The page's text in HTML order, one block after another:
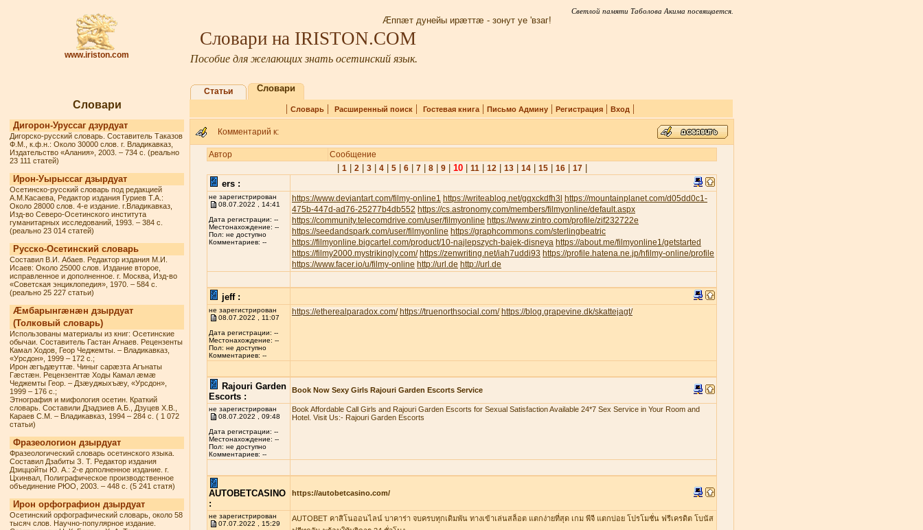
www.iriston.com
Светлой памяти Таболова Акима посвящается.
Æппæт дунейы ирæттæ - зонут уе 'взаг!
Словари на IRISTON.COM
Пособие для желающих знать осетинский язык.
Словари
Дигорон-Уруссаг дзурдуат
Дигорско-русский словарь. Составитель Таказов
Ф.М., к.ф.н.: Около 30000 слов. г. Владикавказ,
Издательство «Алания», 2003. – 734 с. (реально
23 111 статей)
Ирон-Уырыссаг дзырдуат
Осетинско-русский словарь под редакцией
А.М.Касаева, Редактор издания Гуриев Т.А.:
Около 28000 слов. 4-е издание. г.Владикавказ,
Изд-во Северо-Осетинского института
гуманитарных исследований, 1993. – 384 с.
(реально 23 014 статей)
Русско-Осетинский словарь
Составил В.И. Абаев. Редактор издания М.И.
Исаев: Около 25000 слов. Издание второе,
исправленное и дополненное. г. Москва, Изд-во
«Советская энциклопедия», 1970. – 584 с.
(реально 25 227 статьи)
Æмбарынгæнæн дзырдуат
(Толковый словарь)
Использованы материалы из книг: Осетинские
обычаи. Составитель Гастан Агнаев. Рецензенты
Камал Ходов, Геор Чеджемты. – Владикавказ,
«Урсдон», 1999 – 172 с.;
Ирон æгъдæуттæ. Чиныг сарæзта Агънаты
Гæстæн. Рецензенттæ Ходы Камал æмæ
Чеджемты Геор. – Дзæуджыхъæу, «Урсдон»,
1999 – 176 с.;
Этнография и мифология осетин. Краткий
словарь. Составили Дзадзиев А.Б., Дзуцев Х.В.,
Караев С.М. – Владикавказ, 1994 – 284 с. ( 1 072
статьи)
Фразеологион дзырдуат
Фразеологический словарь осетинского языка.
Составил Дзабиты З. Т. Редактор издания
Дзиццойты Ю. А.: 2-е дополненное издание. г.
Цхинвал, Полиграфическое производственное
объединение РЮО, 2003. – 448 с. (5 241 статя)
Ирон орфографион дзырдуат
Осетинский орфографический словарь, около 58
тысяч слов. Научно-популярное издание.
Статьи Словари
| Словарь| Расширенный поиск| Гостевая книга| Письмо Админу| Регистрация| Вход |
Комментарий к:
Автор Сообщение
1| 2| 3| 4| 5| 6| 7| 8| 9| 10| 11| 12| 13| 14| 15| 16| 17|
ers :
не зарегистрирован
08.07.2022 , 14:41
Дата регистрации: --
Местонахождение: --
Пол: не доступно
Комментариев: --
https://www.deviantart.com/filmy-online1 https://writeablog.net/gqxckdfh3l
https://mountainplanet.com/d05dd0c1-
475b-447d-ad76-25277b4db552 https://cs.astronomy.com/members/filmyonline/default.aspx
https://community.telecomdrive.com/user/filmyonline https://www.zintro.com/profile/zif232722e
https://seedandspark.com/user/filmyonline https://graphcommons.com/sterlingbeatric
https://filmyonline.bigcartel.com/product/10-najlepszych-bajek-disneya https://about.me/filmyonline1/getstarted
https://filmy2000.mystrikingly.com/ https://zenwriting.net/iah7uddi93 https://profile.hatena.ne.jp/hfilmy-online/profile
https://www.facer.io/u/filmy-online http://url.de http://url.de
jeff :
не зарегистрирован
08.07.2022 , 11:07
Дата регистрации: --
Местонахождение: --
Пол: не доступно
Комментариев: --
https://etherealparadox.com/ https://truenorthsocial.com/ https://blog.grapevine.dk/skattejagt/
Rajouri Garden
Escorts :
Book Now Sexy Girls Rajouri Garden Escorts Service
не зарегистрирован
08.07.2022 , 09:48
Дата регистрации: --
Местонахождение: --
Пол: не доступно
Комментариев: --
Book Affordable Call Girls and Rajouri Garden Escorts for Sexual Satisfaction Available 24*7 Sex Service in Your Room and
Hotel. Visit Us:- Rajouri Garden Escorts
AUTOBETCASINO
:
https://autobetcasino.com/
не зарегистрирован
07.07.2022 , 15:29
AUTOBET คาสิโนออนไลน์ บาคาร่า จบครบทุกเดิมพัน ทางเข้าเล่นสล็อต แตกง่ายที่สุด เกม พีจี แตกบ่อย โปรโมชั่น ฟรีเครดิต โบนัส